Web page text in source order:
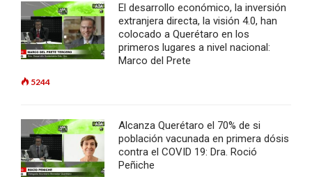
El desarrollo económico, la inversión
extranjera directa, la visión 4.0, han
colocado a Querétaro en los
primeros lugares a nivel nacional:
Marco del Prete
5244
Alcanza Querétaro el 70% de si
población vacunada en primera dósis
contra el COVID 19: Dra. Roció
Peñiche